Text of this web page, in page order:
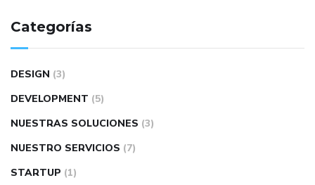
Categorías
DESIGN (3)
DEVELOPMENT (5)
NUESTRAS SOLUCIONES (3)
NUESTRO SERVICIOS (7)
STARTUP (1)